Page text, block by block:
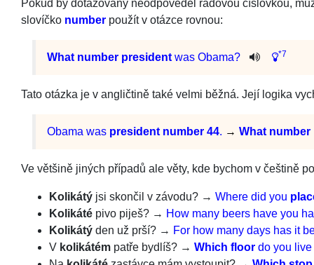
Pokud by dotazovaný neodpověděl řadovou číslovkou,
slovíčko number použít v otázce rovnou:
What number president was Obama? *7
Tato otázka je v angličtině také velmi běžná. Její logika
Obama was president number 44. → What
Ve většině jiných případů ale věty, kde bychom v češtině
Kolikátý jsi skončil v závodu? → Where did you
Kolikáté pivo piješ? → How many beers have you
Kolikátý den už prší? → For how many days has it
V kolikátém patře bydlíš? → Which floor do you live